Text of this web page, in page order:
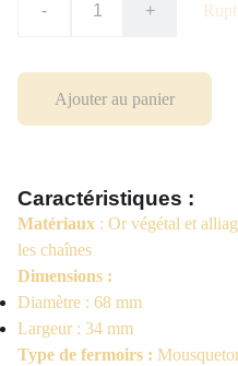
- +
Ajouter au panier
Caractéristiques :
Matériaux : Or végétal et
les chaînes
Dimensions :
Diamètre : 68 mm
Largeur : 34 mm
Type de fermoirs :